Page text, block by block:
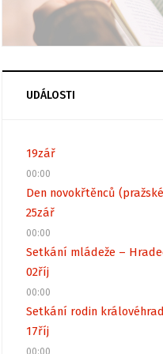
UDÁLOSTI
19zář
00:00
Den novokřtěnců
25zář
00:00
Setkání mládeže –
02říj
00:00
Setkání rodin
17říj
00:00